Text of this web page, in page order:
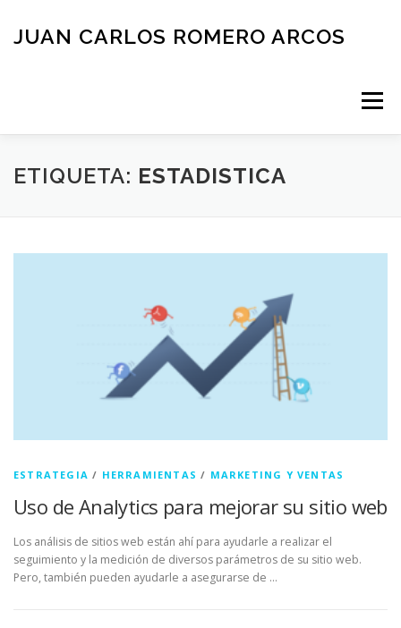
contenido
JUAN CARLOS ROMERO ARCOS
Menú
INICIO QUIEN SOY BLOG NEGOCIOS
ETIQUETA: ESTADISTICA
ESTRATEGIA / HERRAMIENTAS / MARKETING Y VENTAS
Uso de Analytics para mejorar su sitio web
Los análisis de sitios web están ahí para ayudarle a realizar el
seguimiento y la medición de diversos parámetros de su sitio web.
Pero, también pueden ayudarle a asegurarse de …